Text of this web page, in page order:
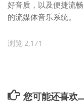
好音质，以及便捷流
的流媒体音乐系统。
浏览 2,171
您可能还喜欢...